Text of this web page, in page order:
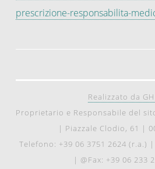
prescrizione-responsabilita-
Realizzato da
Proprietario e Responsabile del
| Piazzale Clodio, 61 |
Telefono: +39 06 3751 2624 (r.a.) |
| @Fax: +39 06 233